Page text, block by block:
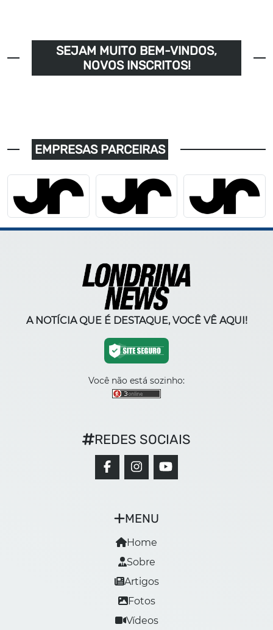
SEJAM MUITO BEM-VINDOS,
NOVOS INSCRITOS!
EMPRESAS PARCEIRAS
A NOTÍCIA QUE É DESTAQUE, VOCÊ VÊ AQUI!
Você não está sozinho:
MENU
Home
Sobre
Artigos
Fotos
Vídeos
REDES SOCIAIS